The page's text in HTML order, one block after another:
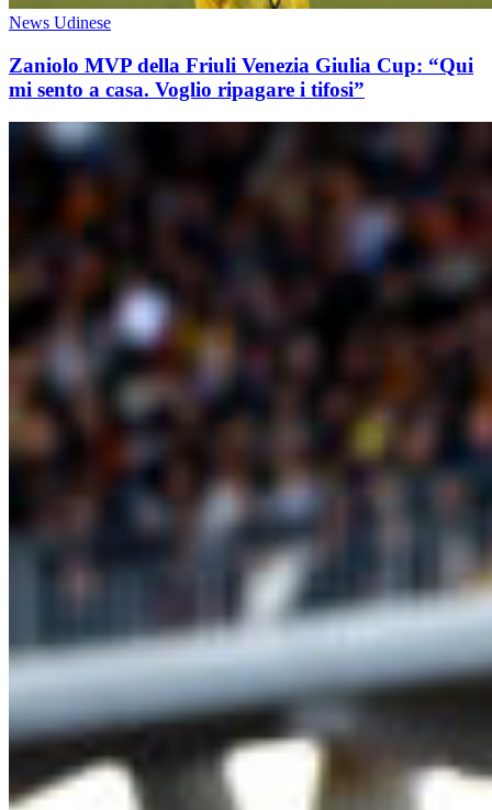
News Udinese
Zaniolo MVP della Friuli Venezia Giulia Cup: “Qui
mi sento a casa. Voglio ripagare i tifosi”